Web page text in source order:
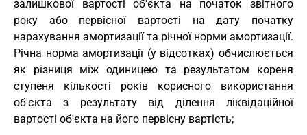
залишкової вартості об'єкта на початок звітного
року або первісної вартості на дату початку
нарахування амортизації та річної норми амортизації.
Річна норма амортизації (у відсотках) обчислюється
як різниця між одиницею та результатом кореня
ступеня кількості років корисного використання
об'єкта з результату від ділення ліквідаційної
вартості об'єкта на його первісну вартість;